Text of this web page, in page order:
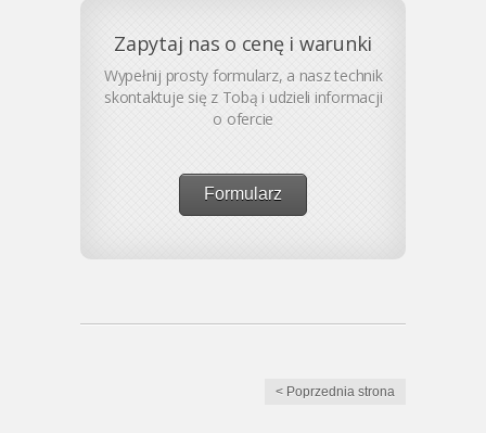
Zapytaj nas o cenę i warunki
Wypełnij prosty formularz, a nasz technik
skontaktuje się z Tobą i udzieli informacji
o ofercie
Formularz
< Poprzednia strona